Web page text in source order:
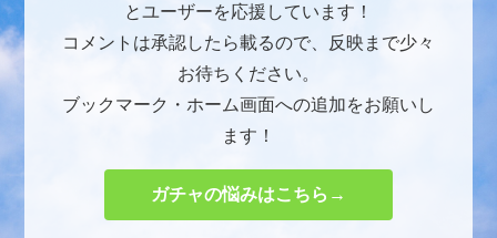
とユーザーを応援しています！
コメントは承認したら載るので、反映まで少々
お待ちください。
ブックマーク・ホーム画面への追加をお願いし
ます！
ガチャの悩みはこちら→